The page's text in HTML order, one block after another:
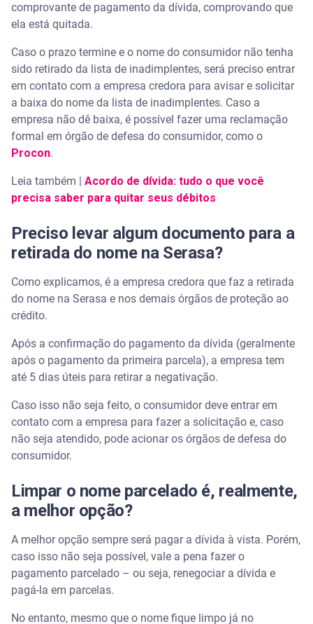
comprovante de pagamento da dívida, comprovando que
ela está quitada.
Caso o prazo termine e o nome do consumidor não tenha
sido retirado da lista de inadimplentes, será preciso entrar
em contato com a empresa credora para avisar e solicitar
a baixa do nome da lista de inadimplentes. Caso a
empresa não dê baixa, é possível fazer uma reclamação
formal em órgão de defesa do consumidor, como o
Procon.
Leia também | Acordo de dívida: tudo o que você
precisa saber para quitar seus débitos
Preciso levar algum documento para a
retirada do nome na Serasa?
Como explicamos, é a empresa credora que faz a retirada
do nome na Serasa e nos demais órgãos de proteção ao
crédito.
Após a confirmação do pagamento da dívida (geralmente
após o pagamento da primeira parcela), a empresa tem
até 5 dias úteis para retirar a negativação.
Caso isso não seja feito, o consumidor deve entrar em
contato com a empresa para fazer a solicitação e, caso
não seja atendido, pode acionar os órgãos de defesa do
consumidor.
Limpar o nome parcelado é, realmente,
a melhor opção?
A melhor opção sempre será pagar a dívida à vista. Porém,
caso isso não seja possível, vale a pena fazer o
pagamento parcelado – ou seja, renegociar a dívida e
pagá-la em parcelas.
No entanto, mesmo que o nome fique limpo já no